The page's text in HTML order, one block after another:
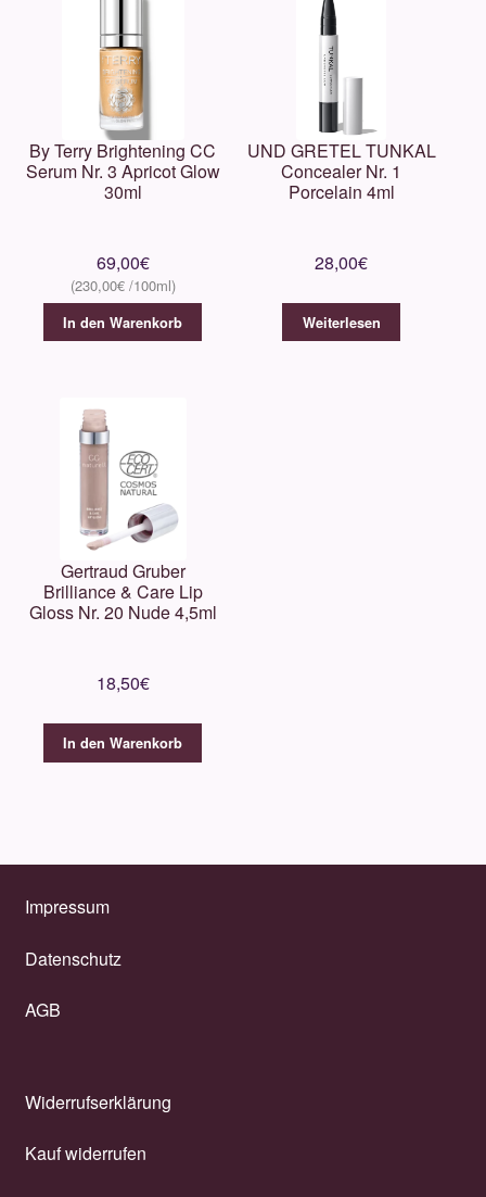
By Terry Brightening CC
Serum Nr. 3 Apricot Glow
30ml
69,00€
230,00€
In den Warenkorb
UND GRETEL TUNKAL
Concealer Nr. 1
Porcelain 4ml
28,00€
Weiterlesen
Gertraud Gruber
Brilliance & Care Lip
Gloss Nr. 20 Nude 4,5ml
18,50€
In den Warenkorb
Impressum
Datenschutz
AGB
Widerrufserklärung
Kauf widerrufen